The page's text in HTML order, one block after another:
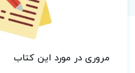
مروری در مورد این کتاب